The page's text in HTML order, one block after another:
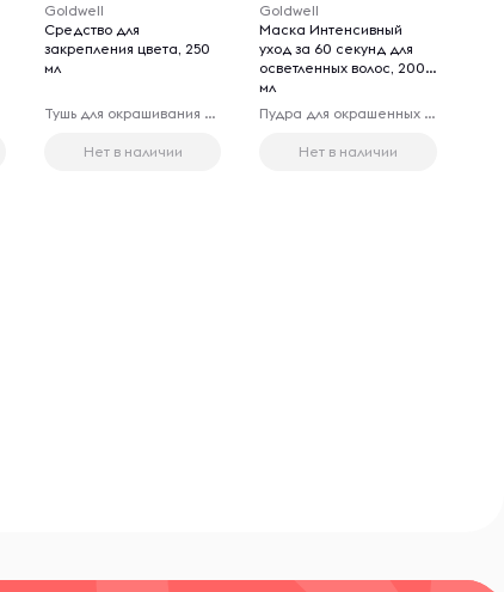
Goldwell
Средство для
закрепления цвета, 250
мл
Тушь для окрашивания волос
Нет в наличии
Goldwell
Маска Интенсивный
уход за 60 секунд для
осветленных волос, 200
мл
Пудра для окрашенных волос
Нет в наличии